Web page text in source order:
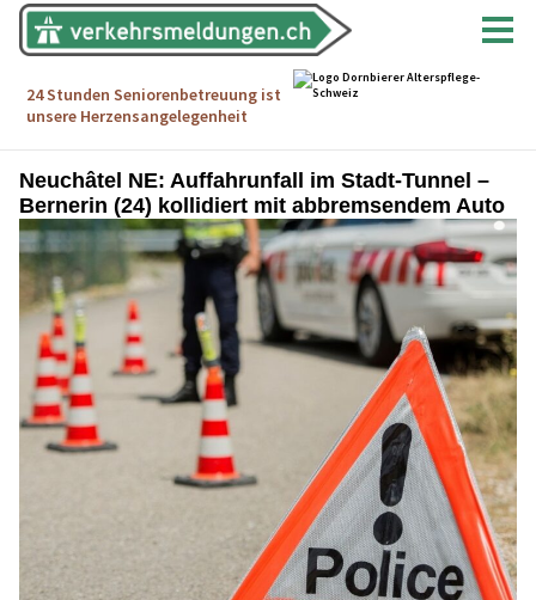
Neuchâtel NE: Auffahrunfall im Stadt-Tunnel –
Bernerin (24) kollidiert mit abbremsendem Auto